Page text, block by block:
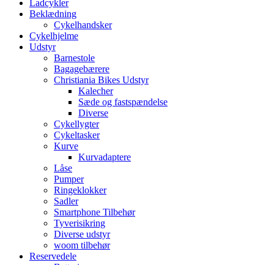
Ladcykler
Beklædning
Cykelhandsker
Cykelhjelme
Udstyr
Barnestole
Bagagebærere
Christiania Bikes Udstyr
Kalecher
Sæde og fastspændelse
Diverse
Cykellygter
Cykeltasker
Kurve
Kurvadaptere
Låse
Pumper
Ringeklokker
Sadler
Smartphone Tilbehør
Tyverisikring
Diverse udstyr
woom tilbehør
Reservedele